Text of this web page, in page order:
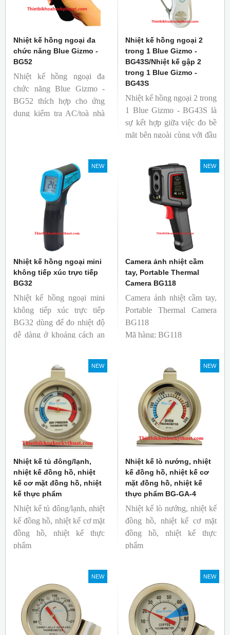
Nhiệt kế hồng ngoại đa
chức năng Blue Gizmo -
BG52
Nhiệt kế hồng ngoại đa
chức năng Blue Gizmo -
BG52 thích hợp cho ứng
dụng kiểm tra AC/toà nhà
Nhiệt kế hồng ngoại 2
trong 1 Blue Gizmo -
BG43S/Nhiệt kế gập 2
trong 1 Blue Gizmo -
BG43S
Nhiệt kế hồng ngoại 2 trong
1 Blue Gizmo - BG43S là
sự kết hợp giữa việc đo bề
mặt bên ngoài cùng với đầu
Nhiệt kế thích hợp cho
ngành công nghiệp thực
NEW
Nhiệt kế hồng ngoại mini
không tiếp xúc trực tiếp
BG32
Nhiệt kế hồng ngoại mini
không tiếp xúc trực tiếp
BG32 dùng để đo nhiệt độ
dễ dàng ở khoảng cách an
độ phát xạ nhanh và cố
định giúp người mới bắt
đầu sử dụng dễ dàng.
NEW
Camera ảnh nhiệt cầm
tay, Portable Thermal
Camera BG118
Camera ảnh nhiệt cầm tay,
Portable Thermal Camera
BG118
Mã hàng: BG118
NEW
Nhiệt kế tủ đông/lạnh,
nhiệt kế đồng hồ, nhiệt
kế cơ mặt đồng hồ, nhiệt
kế thực phẩm
Nhiệt kế tủ đông/lạnh, nhiệt
kế đồng hồ, nhiệt kế cơ mặt
đồng hồ, nhiệt kế thực
phẩm
Thương hiệu: Blue Gizmo
NEW
Nhiệt kế lò nướng, nhiệt
kế đồng hồ, nhiệt kế cơ
mặt đồng hồ, nhiệt kế
thực phẩm BG-GA-4
Nhiệt kế lò nướng, nhiệt kế
đồng hồ, nhiệt kế cơ mặt
đồng hồ, nhiệt kế thực
phẩm
Thương hiệu: Blue Gizmo
NEW NEW